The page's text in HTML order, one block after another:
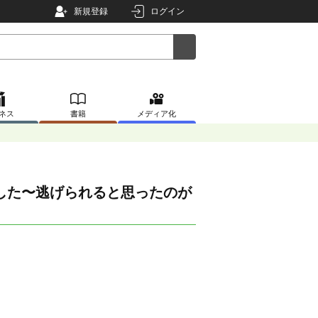
新規登録 ログイン
ス 書籍 メディア化
た〜逃げられると思ったのが